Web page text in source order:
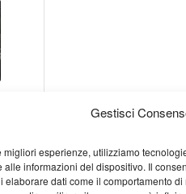
Gestisci
migliori esperienze, utilizziamo
alle informazioni del dispositivo. Il
elaborare dati come il comportamento